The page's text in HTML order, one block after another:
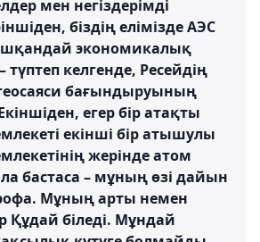
мен негіздерімді
біздің елімізде АЭС
экономикалық
түптеп келгенде, Ресейдің
бағындыруының
егер бір атақты
екінші бір атышулы
жерінде атом
бастаса – мұның өзі дайын
Мұның арты немен
Құдай біледі. Мұндай